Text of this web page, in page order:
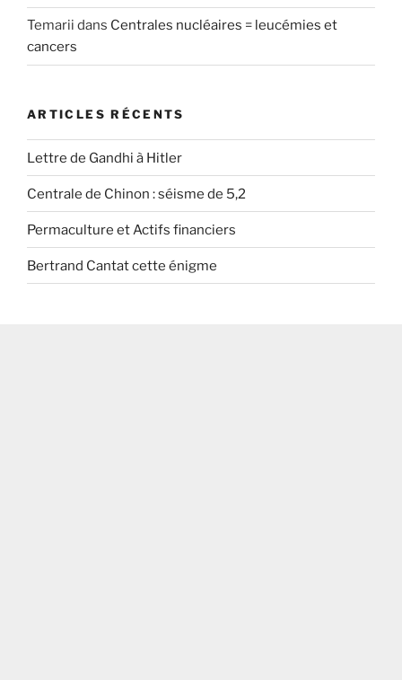
Temarii dans Centrales nucléaires = leucémies et
cancers
ARTICLES RÉCENTS
Lettre de Gandhi à Hitler
Centrale de Chinon : séisme de 5,2
Permaculture et Actifs financiers
Bertrand Cantat cette énigme